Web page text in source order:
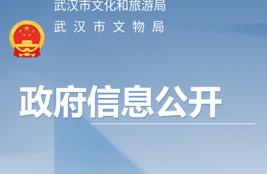
武汉市文化和旅游局
武 汉 市 文 物 局